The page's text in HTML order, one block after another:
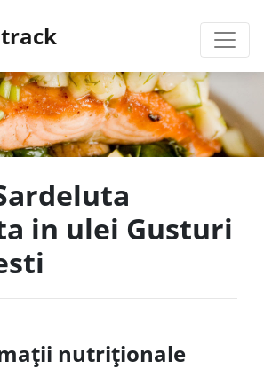
in ulei Gusturi
nutriționale